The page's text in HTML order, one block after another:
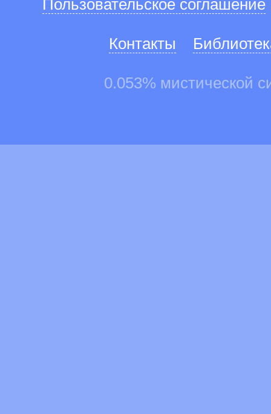
Пользовательское соглашение
Контакты
0.053% мистической